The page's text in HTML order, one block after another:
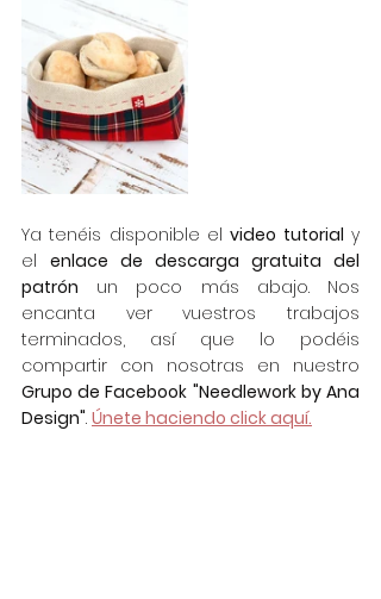
Ya tenéis disponible el video tutorial y
el enlace de descarga gratuita del
patrón un poco más abajo. Nos
encanta ver vuestros trabajos
terminados, así que lo podéis
Grupo de Facebook "Needlework by Ana
Design". Únete haciendo click aquí.